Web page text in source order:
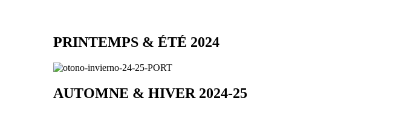
PRINTEMPS & ÉTÉ 2024
AUTOMNE & HIVER 2024-25